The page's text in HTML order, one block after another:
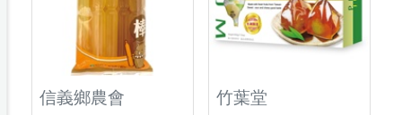
信義鄉農會 竹葉堂